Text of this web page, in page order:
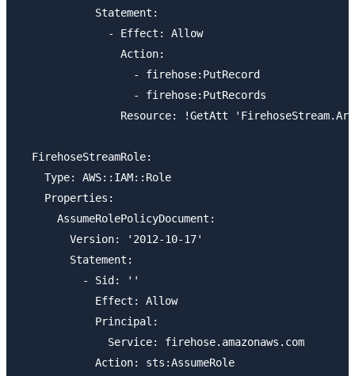
            Statement:
              - Effect: Allow
                Action:
                  - firehose:PutRecord
                  - firehose:PutRecords
Resource: !GetAtt
  FirehoseStreamRole:
    Type: AWS::IAM::Role
    Properties:
      AssumeRolePolicyDocument:
        Version: '2012-10-17'
        Statement:
          - Sid: ''
            Effect: Allow
            Principal:
              Service: firehose.amazonaws.com
            Action: sts:AssumeRole